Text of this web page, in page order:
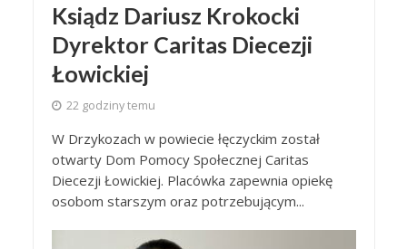
Ksiądz Dariusz Krokocki
Dyrektor Caritas Diecezji
Łowickiej
22 godziny temu
W Drzykozach w powiecie łęczyckim został
otwarty Dom Pomocy Społecznej Caritas
Diecezji Łowickiej. Placówka zapewnia opiekę
osobom starszym oraz potrzebującym...